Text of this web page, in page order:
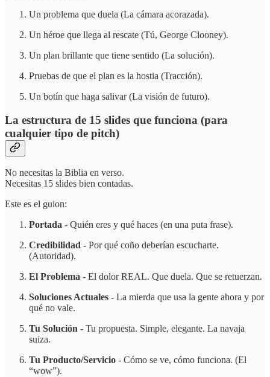
Un problema que duela (La cámara acorazada).
Un héroe que llega al rescate (Tú, George Clooney).
Un plan brillante que tiene sentido (La solución).
Pruebas de que el plan es la hostia (Tracción).
Un botín que haga salivar (La visión de futuro).
La estructura de 15 slides que funciona (para
cualquier tipo de pitch)
No necesitas la Biblia en verso.
Necesitas 15 slides bien contadas.
Este es el guion:
Portada - Quién eres y qué haces (en una puta frase).
Credibilidad - Por qué coño deberían escucharte.
(Autoridad).
El Problema - El dolor REAL. Que duela. Que se retuerzan.
Soluciones Actuales - La mierda que usa la gente ahora y por
qué no vale.
Tu Solución - Tu propuesta. Simple, elegante. La navaja
suiza.
Tu Producto/Servicio - Cómo se ve, cómo funciona. (El
“wow”).